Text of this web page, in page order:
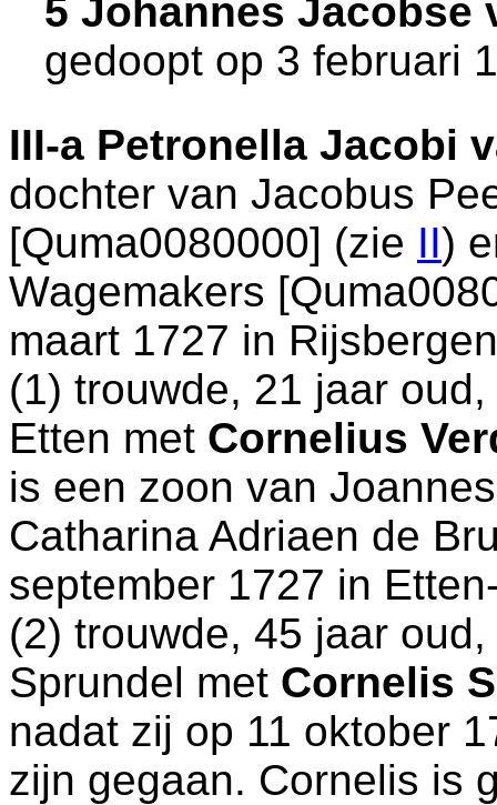
5 Johannes Jacobse
gedoopt op 3 februari
III-a Petronella Jacobi
dochter van Jacobus
[Quma0080000] (zie II)
Wagemakers
maart 1727 in Rijsbergen
(1) trouwde, 21 jaar
Etten met Cornelius
is een zoon van
Catharina Adriaen de
september 1727 in
(2) trouwde, 45 jaar
Sprundel met Cornelis
nadat zij op 11 oktober
zijn gegaan. Cornelis is